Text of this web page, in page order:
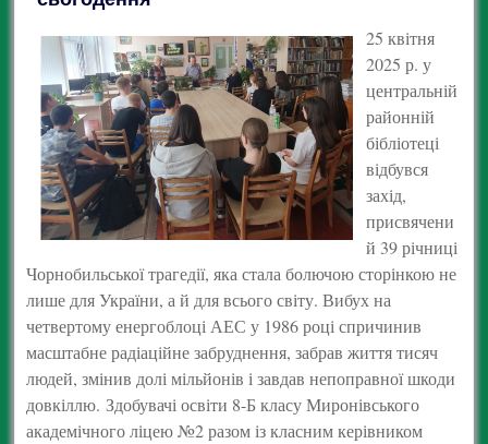
25 квітня
2025 р. у
центральній
районній
бібліотеці
відбувся
захід,
присвячени
й 39 річниці
Чорнобильської трагедії, яка стала болючою сторінкою не
лише для України, а й для всього світу. Вибух на
четвертому енергоблоці АЕС у 1986 році спричинив
масштабне радіаційне забруднення, забрав життя тисяч
людей, змінив долі мільйонів і завдав непоправної шкоди
довкіллю. Здобувачі освіти 8-Б класу Миронівського
академічного ліцею №2 разом із класним керівником